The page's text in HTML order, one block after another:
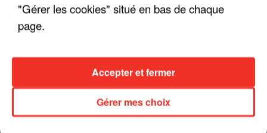
LES INTERVIEWS CHANTE
ENFOIRÉS"
"Gérer les cookies" situé en bas de chaque
page.
Gérer mes choix
Accepter et fermer